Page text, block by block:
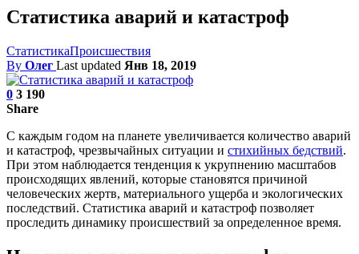
Статистика аварий и катастроф
СтатистикаПроисшествия
By Олег Last updated Янв 18, 2019
0 3 190
Share
С каждым годом на планете увеличивается количество аварий
и катастроф, чрезвычайных ситуации и стихийных бедствий.
При этом наблюдается тенденция к укрупнению масштабов
происходящих явлений, которые становятся причиной
человеческих жертв, материального ущерба и экологических
последствий. Статистика аварий и катастроф позволяет
проследить динамику происшествий за определенное время.